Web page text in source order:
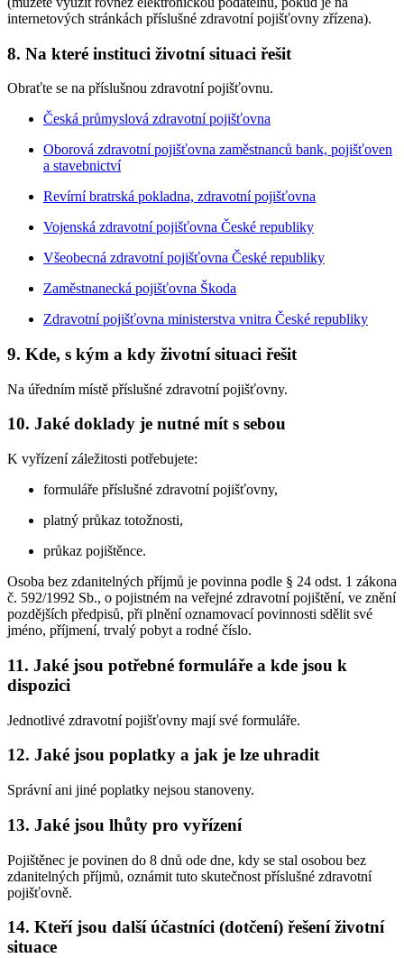
internetových stránkách příslušné zdravotní pojišťovny zřízena).
8. Na které instituci životní situaci řešit
Obraťte se na příslušnou zdravotní pojišťovnu.
Česká průmyslová zdravotní pojišťovna
Oborová zdravotní pojišťovna zaměstnanců bank, pojišťoven
a stavebnictví
Revírní bratrská pokladna, zdravotní pojišťovna
Vojenská zdravotní pojišťovna České republiky
Všeobecná zdravotní pojišťovna České republiky
Zaměstnanecká pojišťovna Škoda
Zdravotní pojišťovna ministerstva vnitra České republiky
9. Kde, s kým a kdy životní situaci řešit
Na úředním místě příslušné zdravotní pojišťovny.
10. Jaké doklady je nutné mít s sebou
K vyřízení záležitosti potřebujete:
formuláře příslušné zdravotní pojišťovny,
platný průkaz totožnosti,
průkaz pojištěnce.
Osoba bez zdanitelných příjmů je povinna podle § 24 odst. 1 zákona
č. 592/1992 Sb., o pojistném na veřejné zdravotní pojištění, ve znění
pozdějších předpisů, při plnění oznamovací povinnosti sdělit své
jméno, příjmení, trvalý pobyt a rodné číslo.
11. Jaké jsou potřebné formuláře a kde jsou k
dispozici
Jednotlivé zdravotní pojišťovny mají své formuláře.
12. Jaké jsou poplatky a jak je lze uhradit
Správní ani jiné poplatky nejsou stanoveny.
13. Jaké jsou lhůty pro vyřízení
Pojištěnec je povinen do 8 dnů ode dne, kdy se stal osobou bez
zdanitelných příjmů, oznámit tuto skutečnost příslušné zdravotní
pojišťovně.
14. Kteří jsou další účastníci (dotčení) řešení životní
situace